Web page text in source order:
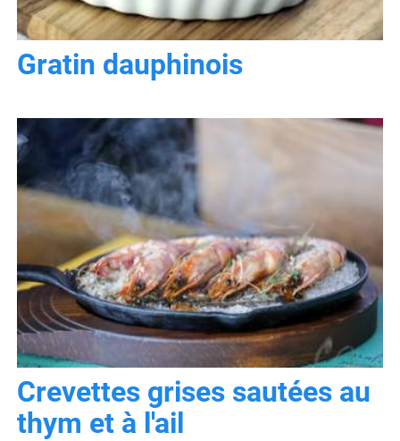
Gratin dauphinois
Crevettes grises sautées au
thym et à l'ail